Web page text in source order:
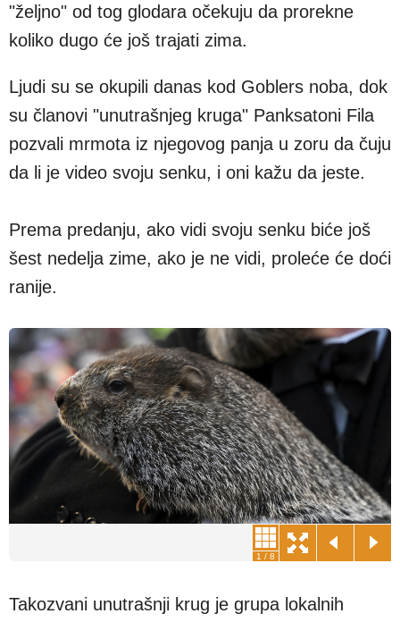
"željno" od tog glodara očekuju da prorekne
koliko dugo će još trajati zima.
Ljudi su se okupili danas kod Goblers noba, dok
su članovi "unutrašnjeg kruga" Panksatoni Fila
pozvali mrmota iz njegovog panja u zoru da čuju
da li je video svoju senku, i oni kažu da jeste.
Prema predanju, ako vidi svoju senku biće još
šest nedelja zime, ako je ne vidi, proleće će doći
ranije.
1 / 8
Takozvani unutrašnji krug je grupa lokalnih